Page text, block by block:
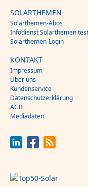
SOLARTHEMEN
Solarthemen-Abos
Infodienst Solarthemen
Solarthemen-Login
KONTAKT
Impressum
Über uns
Kundenservice
Datenschutzerklärung
AGB
Mediadaten